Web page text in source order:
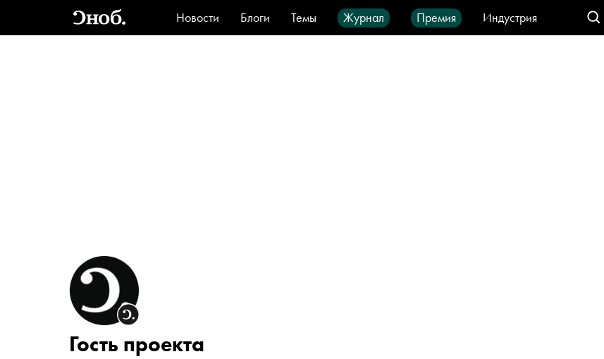
Новости Блоги Темы Журнал Премия
Индустрия
Стиль
Видео Город IT-продукты
Гость проекта